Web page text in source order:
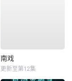
南戏
更新至第12集